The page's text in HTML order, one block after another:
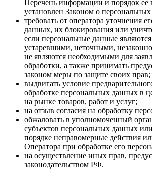
Перечень информации и порядок ее
установлен Законом о
требовать от оператора уточнения
данных, их блокирования или
если персональные данные
устаревшими, неточными,
не являются необходимыми для
обработки, а также принимать
законом меры по защите своих прав;
выдвигать условие
обработке персональных данных в
на рынке товаров, работ и услуг;
на отзыв согласия на обработку
обжаловать в уполномоченный
субъектов персональных данных
порядке неправомерные действия
Оператора при обработке его
на осуществление иных прав,
законодательством РФ.